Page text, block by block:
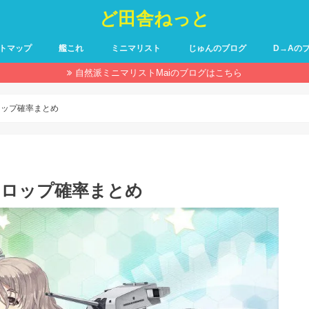
ど田舎ねっと
マップ 艦これ ミニマリスト じゅんのブログ D→Aの
自然派ミニマリストMaiのブログはこちら
プ確率まとめ
ップ確率まとめ